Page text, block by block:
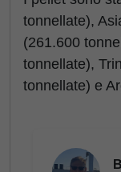
tonnellate),
(261.600
tonnellate),
tonnellate) e